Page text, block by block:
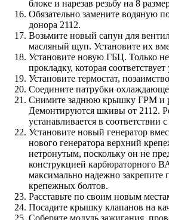
блоке и нарезав резьбу на 8
Обязательно замените водяную
донора 2112.
Возьмите новый сапун для
масляный щуп. Установите их
Установите новую ГБЦ. Только не
прокладку, которая
Установите термостат,
Соедините патрубки
Снимите заднюю крышку ГРМ и
Демонтируются шкивы от 2112.
устанавливается в соответствии
Установите новый генератор
нового генератора верхний
нетронутым, поскольку он не
конструкцией карбюраторного
максимально надежно закрепите
крепежных болтов.
Расставьте по своим новым
Посадите крышку клапанов на